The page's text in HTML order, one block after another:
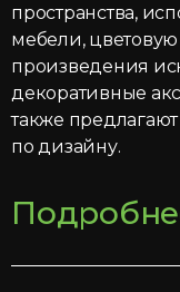
пространства,
мебели,
произведения
декоративные
также
по дизайну.